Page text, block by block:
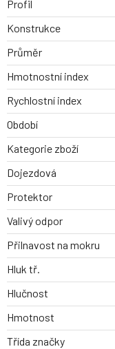
Profil
Konstrukce
Průměr
Hmotnostní index
Rychlostní index
Období
Kategorie zboží
Dojezdová
Protektor
Valivý odpor
Přilnavost na mokru
Hluk tř.
Hlučnost
Hmotnost
Třída značky